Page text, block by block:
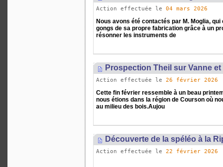
Action effectuée le 04 mars 2026
Nous avons été contactés par M. Moglia,
gongs de sa propre fabrication grâce à un
résonner les instruments de
Prospection Theil sur Vanne
Action effectuée le 26 février 2026
Cette fin février ressemble à un beau
nous étions dans la région de Courson où
au milieu des bois.Aujou
Découverte de la spéléo à la
Action effectuée le 22 février 2026